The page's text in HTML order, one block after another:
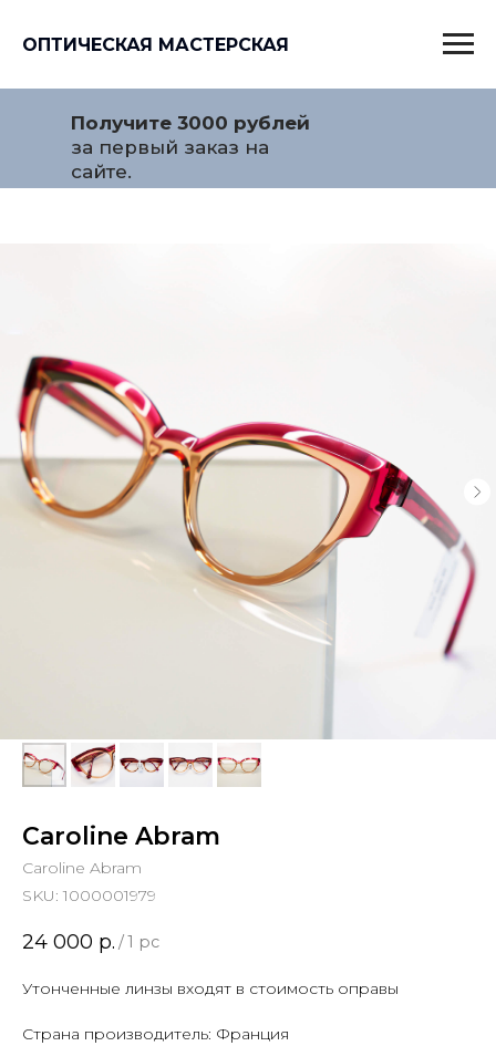
ОПТИЧЕСКАЯ МАСТЕРСКАЯ
Получите 3000 рублей
за первый заказ на
сайте.
Caroline Abram
Caroline Abram
SKU: 1000001979
24 000 р. /1 pc
Утонченные линзы входят в стоимость оправы
Страна производитель: Франция